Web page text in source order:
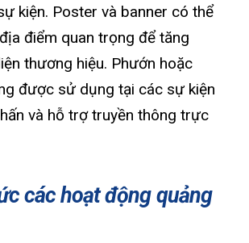
kiện. Poster và banner có thể
điểm quan trọng để tăng
thương hiệu. Phướn hoặc
được sử dụng tại các sự kiện
và hỗ trợ truyền thông trực
các hoạt động quảng